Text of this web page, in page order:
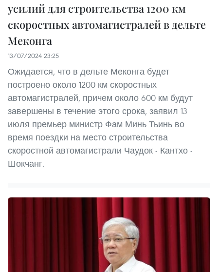
усилий для строительства 1200 км
скоростных автомагистралей в дельте
Меконга
13/07/2024 23:25
Ожидается, что в дельте Меконга будет
построено около 1200 км скоростных
автомагистралей, причем около 600 км будут
завершены в течение этого срока, заявил 13
июля премьер-министр Фам Минь Тьинь во
время поездки на место строительства
скоростной автомагистрали Чаудок - Кантхо -
Шокчанг.